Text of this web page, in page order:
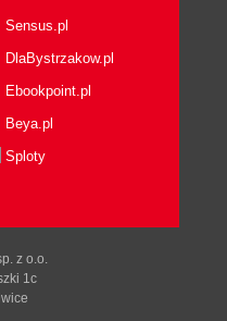
Sensus.pl
DlaBystrzakow.pl
Ebookpoint.pl
Beya.pl
Sploty
z o.o.
1c